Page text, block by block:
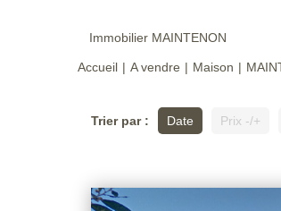
Immobilier MAINTENON
Accueil A vendre Maison
Trier par : Date Prix -/+